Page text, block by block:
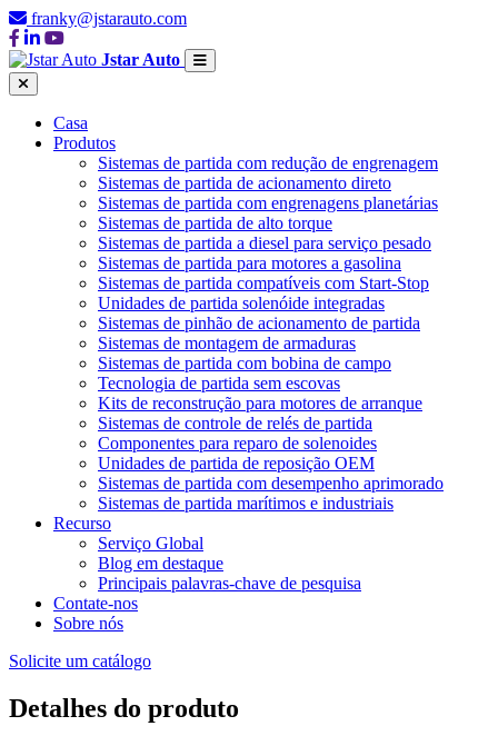
franky@jstarauto.com
Jstar Auto
Casa
Produtos
Sistemas de partida com redução de engrenagem
Sistemas de partida de acionamento direto
Sistemas de partida com engrenagens planetárias
Sistemas de partida de alto torque
Sistemas de partida a diesel para serviço pesado
Sistemas de partida para motores a gasolina
Sistemas de partida compatíveis com Start-Stop
Unidades de partida solenóide integradas
Sistemas de pinhão de acionamento de partida
Sistemas de montagem de armaduras
Sistemas de partida com bobina de campo
Tecnologia de partida sem escovas
Kits de reconstrução para motores de arranque
Sistemas de controle de relés de partida
Componentes para reparo de solenoides
Unidades de partida de reposição OEM
Sistemas de partida com desempenho aprimorado
Sistemas de partida marítimos e industriais
Recurso
Serviço Global
Blog em destaque
Principais palavras-chave de pesquisa
Contate-nos
Sobre nós
Solicite um catálogo
Detalhes do produto